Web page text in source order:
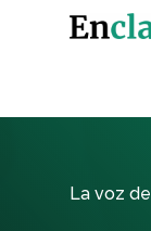
La voz